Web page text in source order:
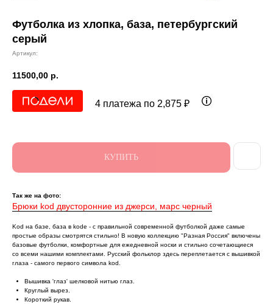
Футболка из хлопка, база, петербургский
серый
Артикул:
11500,00 р.
4 платежа по 2,875 ₽
КУПИТЬ
Так же на фото:
Брюки kod двусторонние из джерси, марс черный
Kоd на базе, база в kоdе - с правильной современной футболкой даже самые
простые образы смотрятся стильно! В новую коллекцию "Разная Россия" включены
базовые футболки, комфортные для ежедневной носки и стильно сочетающиеся
со всеми нашими комплектами. Русский фольклор здесь переплетается с вышивкой
глаза - самого первого символа kоd.
Вышивка 'глаз' шелковой нитью глаз.
Круглый вырез.
Короткий рукав.